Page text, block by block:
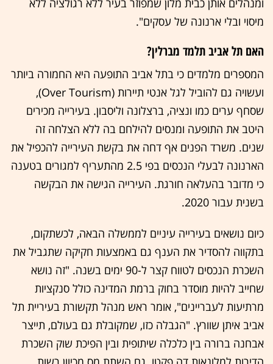
מיסוי ובלי ארנונה של עסקים".
האם תל אביב תלמד מברלין?
המספרים מלמדים כי בתל אביב התופעה היא החמורה ביותר
ועשויה גם להוביל לגל אנטי תיירות (Over Tourism),
שסחף ערים כמו ונציה, ברצלונה וליסבון. בעירייה מכירים
היטב את התופעה ומנסים להילחם בה ללא הצלחה זה
שנים. משרד הפנים אף דחה את בקשת העירייה להכפיל את
הארנונה לבעלי הנכסים בפי 2.5 מהתעריף למגורים בטענה
כי מדובר בהעלאה חורגת. העירייה הגישה את הבקשה
בשנית עבור 2020.
כיום נושאים בעירייה עיניים לממשלה הבאה, לכשתקום,
בתקווה להסדיר את הענף גם באמצעות חקיקה שתגביל את
השכרת הנכסים לטווח קצר ל-90 ימים בשנה. "זה נושא
שחייב להיות מוסדר בחוק ברמת המדינה כולל סנקציות
מרתיעות לעבריינים", אומר ראש מנהל תקשורת בעיריית תל
אביב איתן שוורץ. "הגבלה כזו, שמקובלת גם בעולם, תייצר
אבחנה ברורה בין כלכלה שיתופית ובין הפיכת שוק השכרת